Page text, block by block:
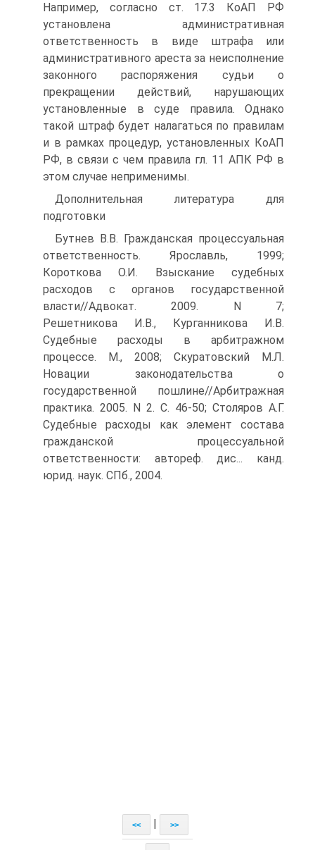
Например, согласно ст. 17.3 КоАП РФ
установлена административная
ответственность в виде штрафа или
административного ареста за неисполнение
законного распоряжения судьи о
прекращении действий, нарушающих
установленные в суде правила. Однако
такой штраф будет налагаться по правилам
и в рамках процедур, установленных КоАП
РФ, в связи с чем правила гл. 11 АПК РФ в
этом случае неприменимы.
Дополнительная литература для
подготовки
Бутнев В.В. Гражданская процессуальная
ответственность. Ярославль, 1999;
Короткова О.И. Взыскание судебных
расходов с органов государственной
власти//Адвокат. 2009. N 7;
Решетникова И.В., Курганникова И.В.
Судебные расходы в арбитражном
процессе. М., 2008; Скуратовский М.Л.
Новации законодательства о
государственной пошлине//Арбитражная
практика. 2005. N 2. С. 46-50; Столяров А.Г.
Судебные расходы как элемент состава
гражданской процессуальной
ответственности: автореф. дис... канд.
юрид. наук. СПб., 2004.
<< >>